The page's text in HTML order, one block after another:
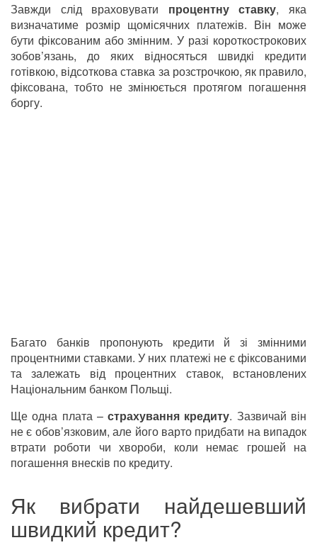
Завжди слід враховувати процентну ставку, яка
визначатиме розмір щомісячних платежів. Він може
бути фіксованим або змінним. У разі короткострокових
зобов’язань, до яких відносяться швидкі кредити
готівкою, відсоткова ставка за розстрочкою, як правило,
фіксована, тобто не змінюється протягом погашення
боргу.
Багато банків пропонують кредити й зі змінними
процентними ставками. У них платежі не є фіксованими
та залежать від процентних ставок, встановлених
Національним банком Польщі.
Ще одна плата –страхування кредиту. Зазвичай він
не є обов’язковим, але його варто придбати на випадок
втрати роботи чи хвороби, коли немає грошей на
погашення внесків по кредиту.
Як вибрати найдешевший
швидкий кредит?